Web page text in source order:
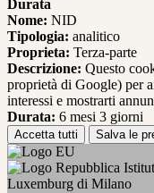
Durata
Nome: NID
Tipologia: analitico
Proprieta: Terza-parte
Descrizione: Questo
proprietà di Google) per
interessi e mostrarti
Durata: 6 mesi 3 giorni
Accetta tutti Salva le
Luxemburg di Milano